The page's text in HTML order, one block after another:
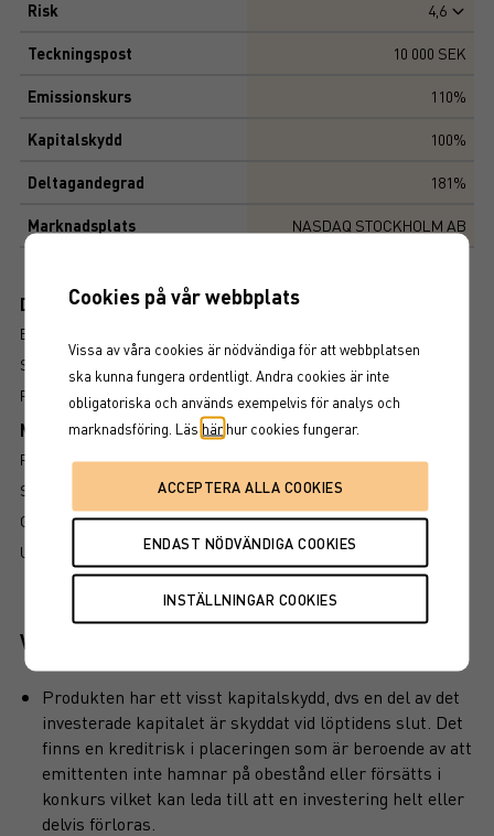
Risk 4,6
Teckningspost 10 000 SEK
Emissionskurs 110%
Kapitalskydd 100%
Deltagandegrad 181%
Marknadsplats NASDAQ STOCKHOLM AB
Dokument
BROSCHYR
SLUTLIGA VILLKOR
FAKTABLAD
Mer information om produkten
RISK
SÅ LÄSER DU FAKTABLADET
GRUNDPROSPEKT
UTSKRIFT
Viktiga egenskaper
Produkten har ett visst kapitalskydd, dvs en del av det
investerade kapitalet är skyddat vid löptidens slut. Det
finns en kreditrisk i placeringen som är beroende av att
emittenten inte hamnar på obestånd eller försätts i
konkurs vilket kan leda till att en investering helt eller
delvis förloras.
Cookies på vår webbplats
Vissa av våra cookies är nödvändiga för att webbplatsen
ska kunna fungera ordentligt. Andra cookies är inte
obligatoriska och används exempelvis för analys och
marknadsföring. Läs här hur cookies fungerar.